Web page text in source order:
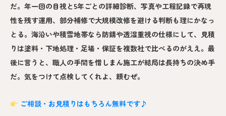
だ。年一回の目視と5年ごとの詳細診断、写真や工程記録で再現
性を残す運用、部分補修で大規模改修を避ける判断も理にかなっ
とる。海沿いや積雪地帯なら防錆や透湿重視の仕様にして、見積
りは塗料・下地処理・足場・保証を複数社で比べるのがええ。最
後に言うと、職人の手間を惜しまん施工が結局は長持ちの決め手
だ。気をつけて点検してくれよ、頼むぜ。
ご相談・お見積りはもちろん無料です♪